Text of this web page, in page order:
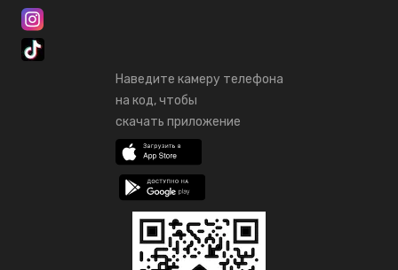
Наведите камеру телефона
на код, чтобы
скачать приложение